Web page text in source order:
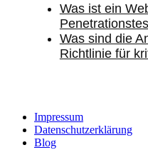
Was ist ein
Was sind die
Richtlinie für
Impressum
Datenschutzerklärung
Blog